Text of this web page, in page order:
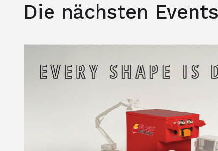
Die nächsten Events